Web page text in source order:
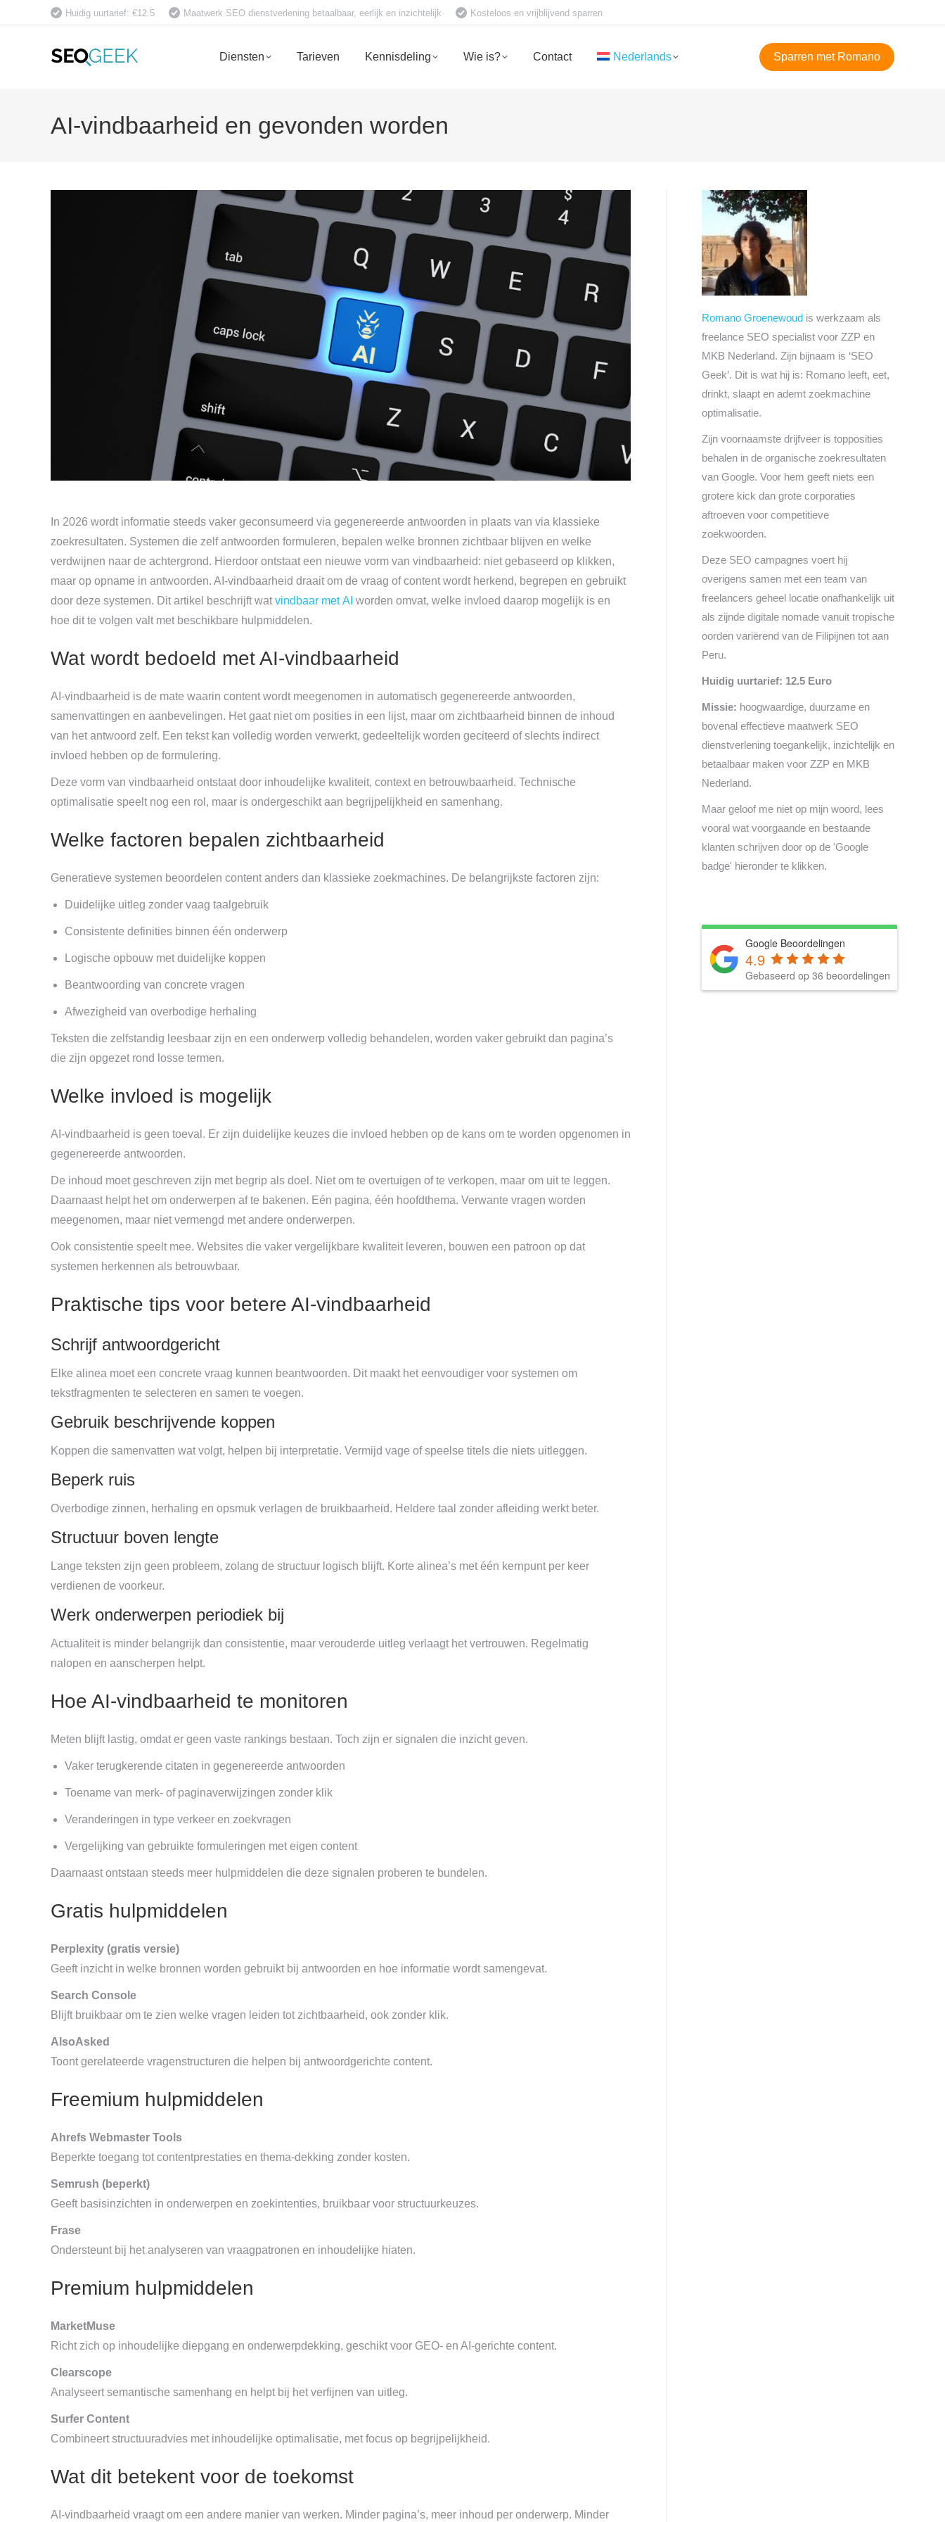
Huidig uurtarief: €12.5 Maatwerk SEO dienstverlening betaalbaar, eerlijk en inzichtelijk Kosteloos en vrijblijvend sparren
Diensten Tarieven Kennisdeling Wie is? Contact Nederlands Sparren met Romano
AI-vindbaarheid en gevonden worden
In 2026 wordt informatie steeds vaker geconsumeerd via gegenereerde antwoorden in plaats van via klassieke
zoekresultaten. Systemen die zelf antwoorden formuleren, bepalen welke bronnen zichtbaar blijven en welke
verdwijnen naar de achtergrond. Hierdoor ontstaat een nieuwe vorm van vindbaarheid: niet gebaseerd op klikken,
maar op opname in antwoorden. AI-vindbaarheid draait om de vraag of content wordt herkend, begrepen en gebruikt
door deze systemen. Dit artikel beschrijft wat vindbaar met AI worden omvat, welke invloed daarop mogelijk is en
hoe dit te volgen valt met beschikbare hulpmiddelen.
Wat wordt bedoeld met AI-vindbaarheid
AI-vindbaarheid is de mate waarin content wordt meegenomen in automatisch gegenereerde antwoorden,
samenvattingen en aanbevelingen. Het gaat niet om posities in een lijst, maar om zichtbaarheid binnen de inhoud
van het antwoord zelf. Een tekst kan volledig worden verwerkt, gedeeltelijk worden geciteerd of slechts indirect
invloed hebben op de formulering.
Deze vorm van vindbaarheid ontstaat door inhoudelijke kwaliteit, context en betrouwbaarheid. Technische
optimalisatie speelt nog een rol, maar is ondergeschikt aan begrijpelijkheid en samenhang.
Welke factoren bepalen zichtbaarheid
Generatieve systemen beoordelen content anders dan klassieke zoekmachines. De belangrijkste factoren zijn:
Duidelijke uitleg zonder vaag taalgebruik
Consistente definities binnen één onderwerp
Logische opbouw met duidelijke koppen
Beantwoording van concrete vragen
Afwezigheid van overbodige herhaling
Teksten die zelfstandig leesbaar zijn en een onderwerp volledig behandelen, worden vaker gebruikt dan pagina’s
die zijn opgezet rond losse termen.
Welke invloed is mogelijk
AI-vindbaarheid is geen toeval. Er zijn duidelijke keuzes die invloed hebben op de kans om te worden opgenomen in
gegenereerde antwoorden.
De inhoud moet geschreven zijn met begrip als doel. Niet om te overtuigen of te verkopen, maar om uit te leggen.
Daarnaast helpt het om onderwerpen af te bakenen. Eén pagina, één hoofdthema. Verwante vragen worden
meegenomen, maar niet vermengd met andere onderwerpen.
Ook consistentie speelt mee. Websites die vaker vergelijkbare kwaliteit leveren, bouwen een patroon op dat
systemen herkennen als betrouwbaar.
Praktische tips voor betere AI-vindbaarheid
Schrijf antwoordgericht
Elke alinea moet een concrete vraag kunnen beantwoorden. Dit maakt het eenvoudiger voor systemen om
tekstfragmenten te selecteren en samen te voegen.
Gebruik beschrijvende koppen
Koppen die samenvatten wat volgt, helpen bij interpretatie. Vermijd vage of speelse titels die niets uitleggen.
Beperk ruis
Overbodige zinnen, herhaling en opsmuk verlagen de bruikbaarheid. Heldere taal zonder afleiding werkt beter.
Structuur boven lengte
Lange teksten zijn geen probleem, zolang de structuur logisch blijft. Korte alinea’s met één kernpunt per keer
verdienen de voorkeur.
Werk onderwerpen periodiek bij
Actualiteit is minder belangrijk dan consistentie, maar verouderde uitleg verlaagt het vertrouwen. Regelmatig
nalopen en aanscherpen helpt.
Hoe AI-vindbaarheid te monitoren
Meten blijft lastig, omdat er geen vaste rankings bestaan. Toch zijn er signalen die inzicht geven.
Vaker terugkerende citaten in gegenereerde antwoorden
Toename van merk- of paginaverwijzingen zonder klik
Veranderingen in type verkeer en zoekvragen
Vergelijking van gebruikte formuleringen met eigen content
Daarnaast ontstaan steeds meer hulpmiddelen die deze signalen proberen te bundelen.
Gratis hulpmiddelen
Perplexity (gratis versie)
Geeft inzicht in welke bronnen worden gebruikt bij antwoorden en hoe informatie wordt samengevat.
Search Console
Blijft bruikbaar om te zien welke vragen leiden tot zichtbaarheid, ook zonder klik.
AlsoAsked
Toont gerelateerde vragenstructuren die helpen bij antwoordgerichte content.
Freemium hulpmiddelen
Ahrefs Webmaster Tools
Beperkte toegang tot contentprestaties en thema-dekking zonder kosten.
Semrush (beperkt)
Geeft basisinzichten in onderwerpen en zoekintenties, bruikbaar voor structuurkeuzes.
Frase
Ondersteunt bij het analyseren van vraagpatronen en inhoudelijke hiaten.
Premium hulpmiddelen
MarketMuse
Richt zich op inhoudelijke diepgang en onderwerpdekking, geschikt voor GEO- en AI-gerichte content.
Clearscope
Analyseert semantische samenhang en helpt bij het verfijnen van uitleg.
Surfer Content
Combineert structuuradvies met inhoudelijke optimalisatie, met focus op begrijpelijkheid.
Wat dit betekent voor de toekomst
AI-vindbaarheid vraagt om een andere manier van werken. Minder pagina’s, meer inhoud per onderwerp. Minder
Romano Groenewoud is werkzaam als
freelance SEO specialist voor ZZP en
MKB Nederland. Zijn bijnaam is ‘SEO
Geek’. Dit is wat hij is: Romano leeft, eet,
drinkt, slaapt en ademt zoekmachine
optimalisatie.
Zijn voornaamste drijfveer is topposities
behalen in de organische zoekresultaten
van Google. Voor hem geeft niets een
grotere kick dan grote corporaties
aftroeven voor competitieve
zoekwoorden.
Deze SEO campagnes voert hij
overigens samen met een team van
freelancers geheel locatie onafhankelijk uit
als zijnde digitale nomade vanuit tropische
oorden variërend van de Filipijnen tot aan
Peru.
Huidig uurtarief: 12.5 Euro
Missie: hoogwaardige, duurzame en
bovenal effectieve maatwerk SEO
dienstverlening toegankelijk, inzichtelijk en
betaalbaar maken voor ZZP en MKB
Nederland.
Maar geloof me niet op mijn woord, lees
vooral wat voorgaande en bestaande
klanten schrijven door op de 'Google
badge' hieronder te klikken.
Google Beoordelingen
4.9
Gebaseerd op 36 beoordelingen